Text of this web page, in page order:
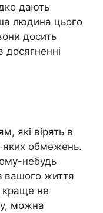
дають
людина цього
досить
досягненні
які вірять в
яких обмежень.
небудь
вашого життя
краще не
можна